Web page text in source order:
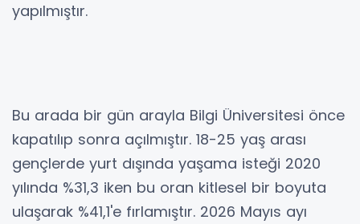
yapılmıştır.
Bu arada bir gün arayla Bilgi Üniversitesi önce
kapatılıp sonra açılmıştır. 18-25 yaş arası
gençlerde yurt dışında yaşama isteği 2020
yılında %31,3 iken bu oran kitlesel bir boyuta
ulaşarak %41,1'e fırlamıştır. 2026 Mayıs ayı